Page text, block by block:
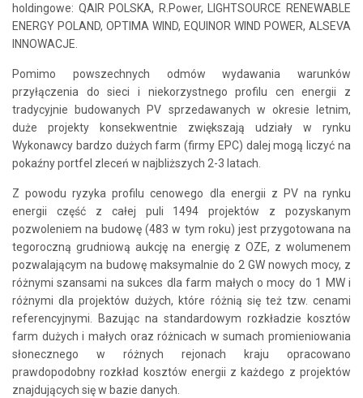
holdingowe: QAIR POLSKA, R.Power, LIGHTSOURCE RENEWABLE
ENERGY POLAND, OPTIMA WIND, EQUINOR WIND POWER, ALSEVA
INNOWACJE.
Pomimo powszechnych odmów wydawania warunków
przyłączenia do sieci i niekorzystnego profilu cen energii z
tradycyjnie budowanych PV sprzedawanych w okresie letnim,
duże projekty konsekwentnie zwiększają udziały w rynku
Wykonawcy bardzo dużych farm (firmy EPC) dalej mogą liczyć na
pokaźny portfel zleceń w najbliższych 2-3 latach.
Z powodu ryzyka profilu cenowego dla energii z PV na rynku
energii część z całej puli 1494 projektów z pozyskanym
pozwoleniem na budowę (483 w tym roku) jest przygotowana na
tegoroczną grudniową aukcję na energię z OZE, z wolumenem
pozwalającym na budowę maksymalnie do 2 GW nowych mocy, z
różnymi szansami na sukces dla farm małych o mocy do 1 MW i
różnymi dla projektów dużych, które różnią się też tzw. cenami
referencyjnymi. Bazując na standardowym rozkładzie kosztów
farm dużych i małych oraz różnicach w sumach promieniowania
słonecznego w różnych rejonach kraju opracowano
prawdopodobny rozkład kosztów energii z każdego z projektów
znajdujących się w bazie danych.